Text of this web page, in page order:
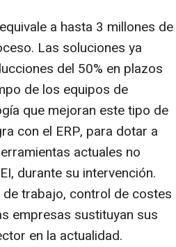
a hasta 3 millones de
Las soluciones ya
del 50% en plazos
de los equipos de
que mejoran este tipo de
con el ERP, para dotar a
actuales no
durante su intervención.
trabajo, control de costes
empresas sustituyan sus
en la actualidad.